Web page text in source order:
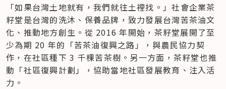
「如果台灣土地就有，我們就往土裡找。」社會企業茶
籽堂是台灣的洗沐、保養品牌，致力發展台灣苦茶油文
化、推動地方創生。從 2016 年開始，茶籽堂展開了至
少為期 20 年的「苦茶油復興之路」，與農民協力契
作，在社區種下 3 千棵苦茶樹。另一方面，茶籽堂也推
動「社區復興計劃」，協助當地社區發展教育、注入活
力。